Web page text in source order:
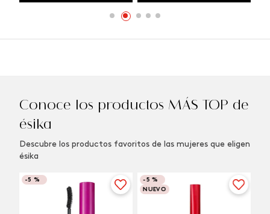
Conoce los productos MÁS TOP de
ésika
Descubre los productos favoritos de las mujeres que eligen
ésika
-5 % -5 %
NUEVO